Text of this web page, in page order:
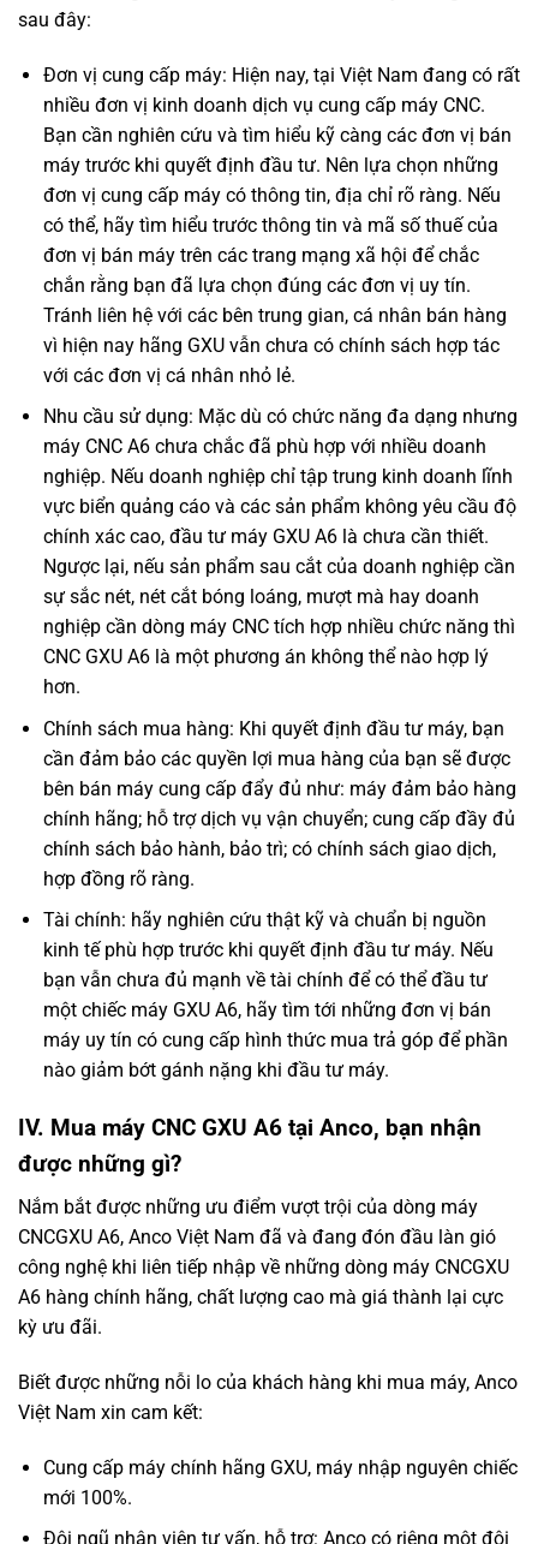
sau đây:
Đơn vị cung cấp máy: Hiện nay, tại Việt Nam đang có rất
nhiều đơn vị kinh doanh dịch vụ cung cấp máy CNC.
Bạn cần nghiên cứu và tìm hiểu kỹ càng các đơn vị bán
máy trước khi quyết định đầu tư. Nên lựa chọn những
đơn vị cung cấp máy có thông tin, địa chỉ rõ ràng. Nếu
có thể, hãy tìm hiểu trước thông tin và mã số thuế của
đơn vị bán máy trên các trang mạng xã hội để chắc
chắn rằng bạn đã lựa chọn đúng các đơn vị uy tín.
Tránh liên hệ với các bên trung gian, cá nhân bán hàng
vì hiện nay hãng GXU vẫn chưa có chính sách hợp tác
với các đơn vị cá nhân nhỏ lẻ.
Nhu cầu sử dụng: Mặc dù có chức năng đa dạng nhưng
máy CNC A6 chưa chắc đã phù hợp với nhiều doanh
nghiệp. Nếu doanh nghiệp chỉ tập trung kinh doanh lĩnh
vực biển quảng cáo và các sản phẩm không yêu cầu độ
chính xác cao, đầu tư máy GXU A6 là chưa cần thiết.
Ngược lại, nếu sản phẩm sau cắt của doanh nghiệp cần
sự sắc nét, nét cắt bóng loáng, mượt mà hay doanh
nghiệp cần dòng máy CNC tích hợp nhiều chức năng thì
CNC GXU A6 là một phương án không thể nào hợp lý
hơn.
Chính sách mua hàng: Khi quyết định đầu tư máy, bạn
cần đảm bảo các quyền lợi mua hàng của bạn sẽ được
bên bán máy cung cấp đẩy đủ như: máy đảm bảo hàng
chính hãng; hỗ trợ dịch vụ vận chuyển; cung cấp đầy đủ
chính sách bảo hành, bảo trì; có chính sách giao dịch,
hợp đồng rõ ràng.
Tài chính: hãy nghiên cứu thật kỹ và chuẩn bị nguồn
kinh tế phù hợp trước khi quyết định đầu tư máy. Nếu
bạn vẫn chưa đủ mạnh về tài chính để có thể đầu tư
một chiếc máy GXU A6, hãy tìm tới những đơn vị bán
máy uy tín có cung cấp hình thức mua trả góp để phần
nào giảm bớt gánh nặng khi đầu tư máy.
IV. Mua máy CNC GXU A6 tại Anco, bạn nhận
được những gì?
Nắm bắt được những ưu điểm vượt trội của dòng máy
CNCGXU A6, Anco Việt Nam đã và đang đón đầu làn gió
công nghệ khi liên tiếp nhập về những dòng máy CNCGXU
A6 hàng chính hãng, chất lượng cao mà giá thành lại cực
kỳ ưu đãi.
Biết được những nỗi lo của khách hàng khi mua máy, Anco
Việt Nam xin cam kết:
Cung cấp máy chính hãng GXU, máy nhập nguyên chiếc
mới 100%.
Đội ngũ nhân viên tư vấn, hỗ trợ: Anco có riêng một đội